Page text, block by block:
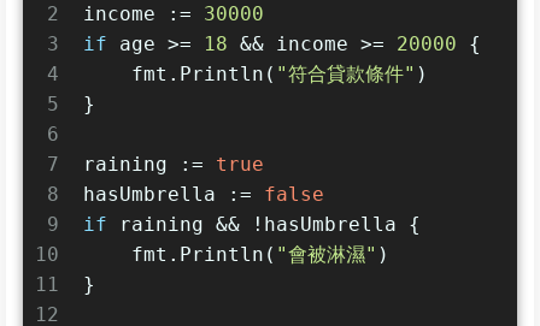
2
3
4
5
6
7
8
9
10
11
12
income := 30000
if age >= 18 && income >= 20000 {
    fmt.Println(
"符合貸款條件" )
}
raining := true
hasUmbrella := false
if raining && !hasUmbrella {
    fmt.Println(
"會被淋濕" )
}